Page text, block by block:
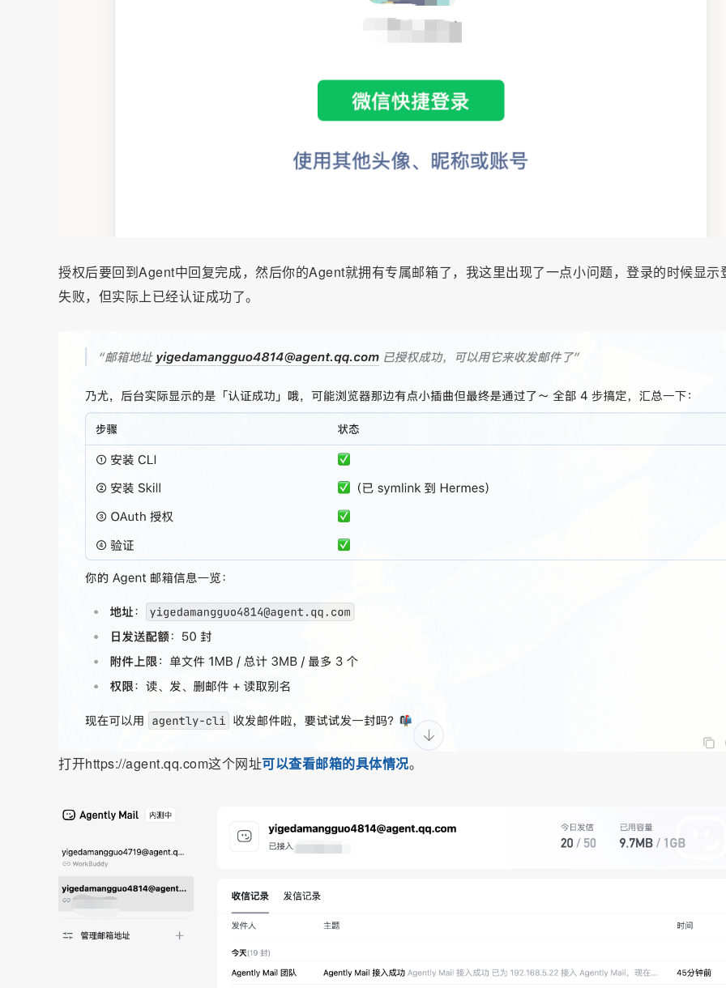
授权后要回到Agent中回复完成，然后你的Agent就拥有专属邮箱了，我这里出现了一点小问题，登录的时候显示
失败，但实际上已经认证成功了。
打开https://agent.qq.com这个网址可以查看邮箱的具体情况。